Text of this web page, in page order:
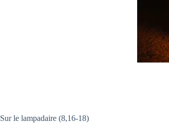
Sur le lampadaire (8,16-18)